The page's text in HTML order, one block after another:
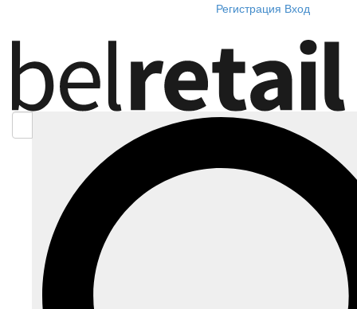
Регистрация Вход